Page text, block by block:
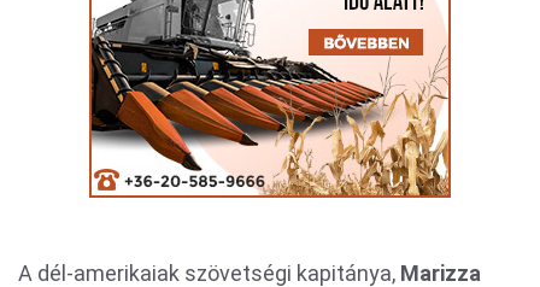
A dél-amerikaiak szövetségi kapitánya, Marizza